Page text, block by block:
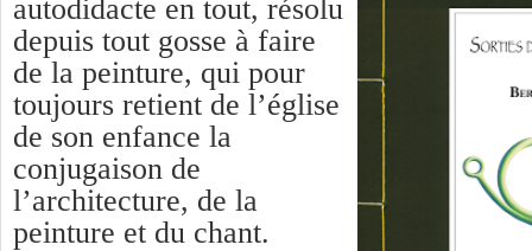
autodidacte en tout, résolu
depuis tout gosse à faire
de la peinture, qui pour
toujours retient de l’église
de son enfance la
conjugaison de
l’architecture, de la
peinture et du chant.